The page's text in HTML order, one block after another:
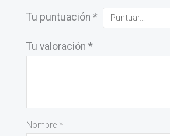
Tu puntuación*
Tu valoración*
Nombre*